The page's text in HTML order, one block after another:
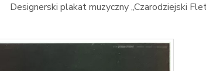
Designerski plakat muzyczny „Czarodziejski